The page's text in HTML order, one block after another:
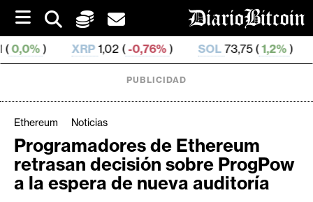
i
p
t
o
XRP1,02 ( -0,76%) SOL73,75 ( 1,2%) TRX0,327
C
r
i
PUBLICIDAD
Ethereum Noticias
Programadores de Ethereum
retrasan decisión sobre ProgPow
a la espera de nueva auditoría